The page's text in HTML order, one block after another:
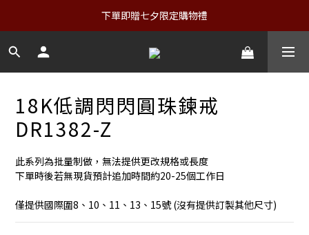
下單即贈七夕限定購物禮
18K低調閃閃圓珠鍊戒
DR1382-Z
此系列為批量制做，無法提供更改規格或長度
下單時後若無現貨預計追加時間約20-25個工作日
僅提供國際圍8、10、11、13、15號 (沒有提供訂製其他尺寸)